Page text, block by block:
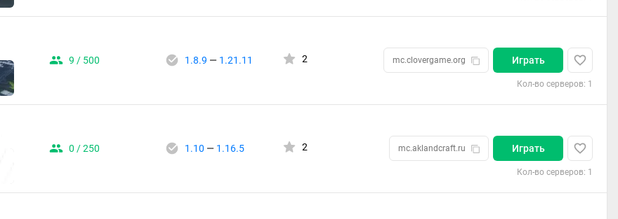
9 / 500 1.8.9 — 1.21.11 2 mc.clovergame.org Играть
Кол-во серверов: 1
0 / 250 1.10 — 1.16.5 2 mc.aklandcraft.ru Играть
Кол-во серверов: 1